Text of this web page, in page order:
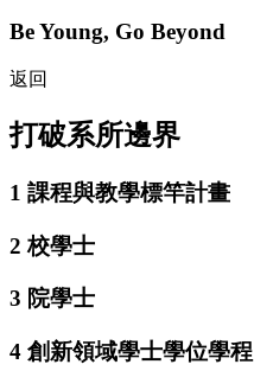
Be Young, Go Beyond
返回
打破系所邊界
1 課程與教學標竿計畫
2校學士
3 院學士
4 創新領域學士學位學程